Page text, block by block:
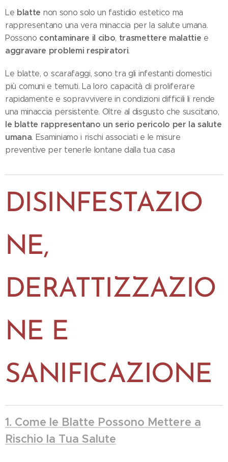
Le blatte non sono solo un fastidio estetico ma
rappresentano una vera minaccia per la salute umana.
Possono contaminare il cibo, trasmettere malattie e
aggravare problemi respiratori.
Le blatte, o scarafaggi, sono tra gli infestanti domestici
più comuni e temuti. La loro capacità di proliferare
rapidamente e sopravvivere in condizioni difficili li rende
una minaccia persistente. Oltre al disgusto che suscitano,
le blatte rappresentano un serio pericolo per la salute
umana. Esaminiamo i rischi associati e le misure
preventive per tenerle lontane dalla tua casa
DISINFESTAZIO
NE,
DERATTIZZAZIO
NE E
SANIFICAZIONE
1. Come le Blatte Possono Mettere a
Rischio la Tua Salute